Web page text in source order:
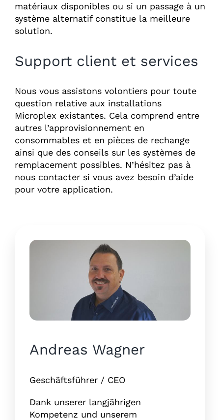
matériaux disponibles ou si un passage à un
système alternatif constitue la meilleure
solution.
Support client et services
Nous vous assistons volontiers pour toute
question relative aux installations
Microplex existantes. Cela comprend entre
autres l’approvisionnement en
consommables et en pièces de rechange
ainsi que des conseils sur les systèmes de
remplacement possibles. N’hésitez pas à
nous contacter si vous avez besoin d’aide
pour votre application.
Andreas Wagner
Geschäftsführer / CEO
Dank unserer langjährigen
Kompetenz und unserem